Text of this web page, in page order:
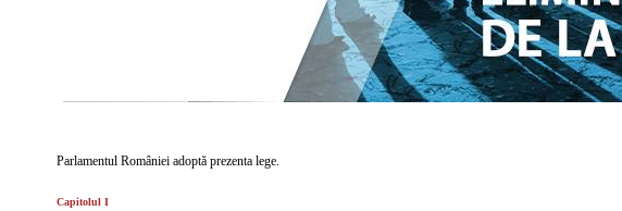
Parlamentul României adoptă prezenta lege.
Capitolul I